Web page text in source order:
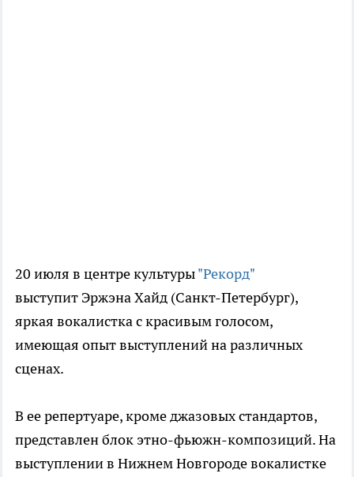
20 июля в центре культуры"Рекорд"
выступит Эржэна Хайд (Санкт-Петербург),
яркая вокалистка с красивым голосом,
имеющая опыт выступлений на различных
сценах.
В ее репертуаре, кроме джазовых стандартов,
представлен блок этно-фьюжн-композиций. На
выступлении в Нижнем Новгороде вокалистке